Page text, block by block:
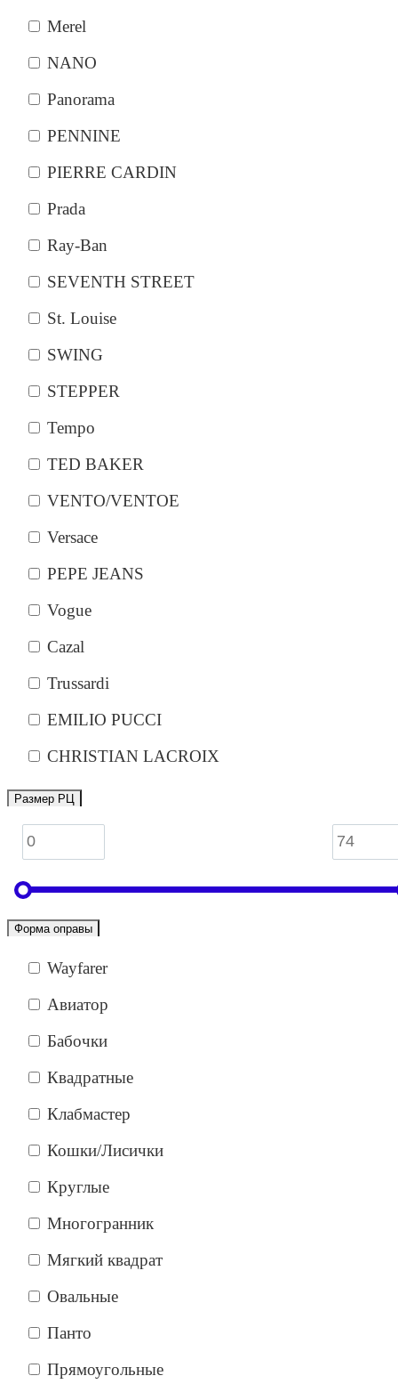
Merel
NANO
Panorama
PENNINE
PIERRE CARDIN
Prada
Ray-Ban
SEVENTH STREET
St. Louise
SWING
STEPPER
Tempo
TED BAKER
VENTO/VENTOE
Versace
PEPE JEANS
Vogue
Cazal
Trussardi
EMILIO PUCCI
CHRISTIAN LACROIX
Размер РЦ
Форма оправы
Wayfarer
Авиатор
Бабочки
Квадратные
Клабмастер
Кошки/Лисички
Круглые
Многогранник
Мягкий квадрат
Овальные
Панто
Прямоугольные